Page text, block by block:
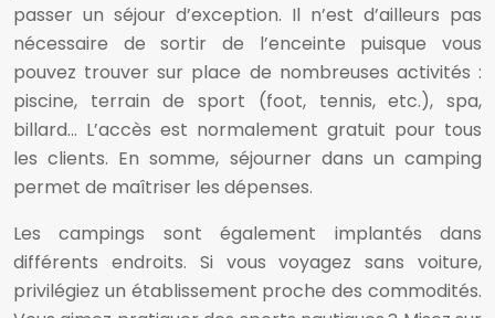
passer un séjour d’exception. Il n’est d’ailleurs pas
nécessaire de sortir de l’enceinte puisque vous
pouvez trouver sur place de nombreuses activités :
piscine, terrain de sport (foot, tennis, etc.), spa,
billard… L’accès est normalement gratuit pour tous
les clients. En somme, séjourner dans un camping
permet de maîtriser les dépenses.
Les campings sont également implantés dans
différents endroits. Si vous voyagez sans voiture,
privilégiez un établissement proche des commodités.